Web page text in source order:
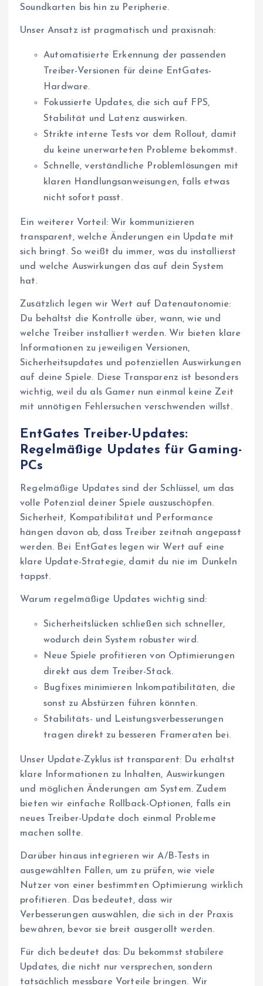
Soundkarten bis hin zu Peripherie.
Unser Ansatz ist pragmatisch und praxisnah:
Automatisierte Erkennung der passenden
Treiber-Versionen für deine EntGates-
Hardware.
Fokussierte Updates, die sich auf FPS,
Stabilität und Latenz auswirken.
Strikte interne Tests vor dem Rollout, damit
du keine unerwarteten Probleme bekommst.
Schnelle, verständliche Problemlösungen mit
klaren Handlungsanweisungen, falls etwas
nicht sofort passt.
Ein weiterer Vorteil: Wir kommunizieren
transparent, welche Änderungen ein Update mit
sich bringt. So weißt du immer, was du installierst
und welche Auswirkungen das auf dein System
hat.
Zusätzlich legen wir Wert auf Datenautonomie:
Du behältst die Kontrolle über, wann, wie und
welche Treiber installiert werden. Wir bieten klare
Informationen zu jeweiligen Versionen,
Sicherheitsupdates und potenziellen Auswirkungen
auf deine Spiele. Diese Transparenz ist besonders
wichtig, weil du als Gamer nun einmal keine Zeit
mit unnötigen Fehlersuchen verschwenden willst.
EntGates Treiber-Updates:
Regelmäßige Updates für Gaming-
PCs
Regelmäßige Updates sind der Schlüssel, um das
volle Potenzial deiner Spiele auszuschöpfen.
Sicherheit, Kompatibilität und Performance
hängen davon ab, dass Treiber zeitnah angepasst
werden. Bei EntGates legen wir Wert auf eine
klare Update-Strategie, damit du nie im Dunkeln
tappst.
Warum regelmäßige Updates wichtig sind:
Sicherheitslücken schließen sich schneller,
wodurch dein System robuster wird.
Neue Spiele profitieren von Optimierungen
direkt aus dem Treiber-Stack.
Bugfixes minimieren Inkompatibilitäten, die
sonst zu Abstürzen führen könnten.
Stabilitäts- und Leistungsverbesserungen
tragen direkt zu besseren Frameraten bei.
Unser Update-Zyklus ist transparent: Du erhältst
klare Informationen zu Inhalten, Auswirkungen
und möglichen Änderungen am System. Zudem
bieten wir einfache Rollback-Optionen, falls ein
neues Treiber-Update doch einmal Probleme
machen sollte.
Darüber hinaus integrieren wir A/B-Tests in
ausgewählten Fällen, um zu prüfen, wie viele
Nutzer von einer bestimmten Optimierung wirklich
profitieren. Das bedeutet, dass wir
Verbesserungen auswählen, die sich in der Praxis
bewähren, bevor sie breit ausgerollt werden.
Für dich bedeutet das: Du bekommst stabilere
Updates, die nicht nur versprechen, sondern
tatsächlich messbare Vorteile bringen. Wir